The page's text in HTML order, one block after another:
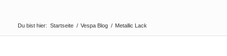
Du bist hier: Startseite / Vespa Blog / Metallic Lack